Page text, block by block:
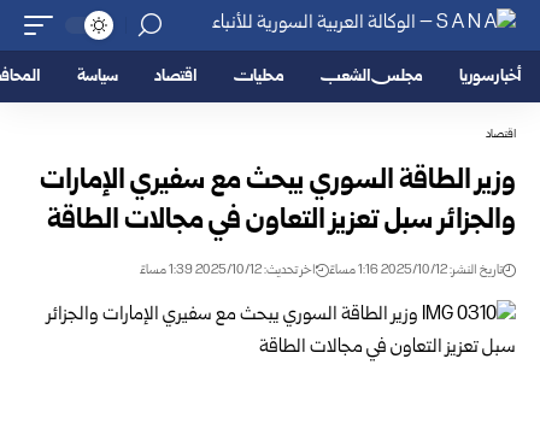
أخبار سوريا مجلس الشعب محليات اقتصاد سياسة
اقتصاد
وزير الطاقة السوري يبحث مع سفيري الإمارات
والجزائر سبل تعزيز التعاون في مجالات الطاقة
تاريخ النشر: 2025/10/12 1:16 مساءً اخر تحديث: 2025/10/12 1:39 مساءً